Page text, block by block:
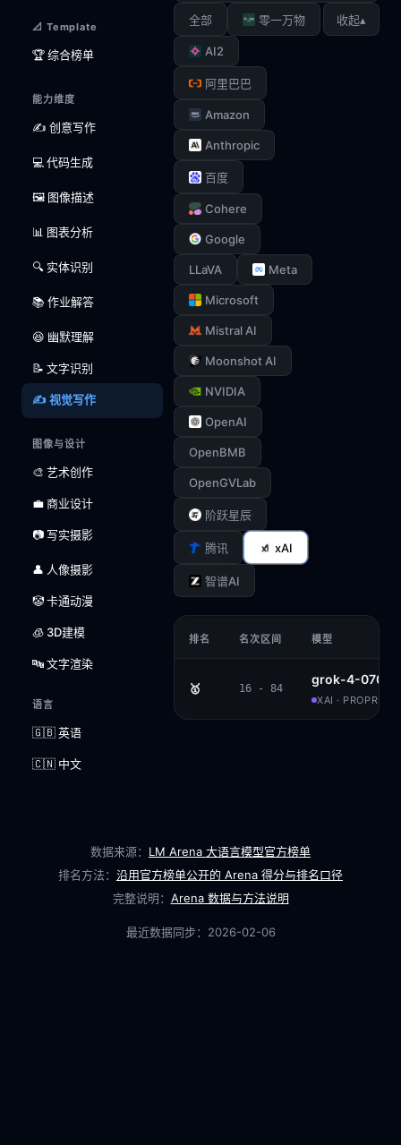
📐 Template
🏆 综合榜单
能力维度
✍️ 创意写作
💻 代码生成
🖼️ 图像描述
📊 图表分析
🔍 实体识别
📚 作业解答
😆 幽默理解
📝 文字识别
✍️ 视觉写作
图像与设计
🎨 艺术创作
💼 商业设计
📷 写实摄影
👤 人像摄影
🤡 卡通动漫
🧊 3D建模
🔤 文字渲染
语言
🇬🇧 英语
🇨🇳 中文
全部 零一万物
AI2
阿里巴巴
Amazon
Anthropic
百度
Cohere
Google
LLaVA Meta
Microsoft
Mistral AI
Moonshot AI
NVIDIA
OpenAI
OpenBMB
OpenGVLab
阶跃星辰
腾讯 xAI
智谱AI
收起▴
排名 名次区间 模型
🥇 16 - 84
grok-4-0709
XAI ·
数据来源： LM Arena 大语言模型官方榜单
排名方法： 沿用官方榜单公开的 Arena 得分与排名口径
完整说明： Arena 数据与方法说明
最近数据同步： 2026-02-06